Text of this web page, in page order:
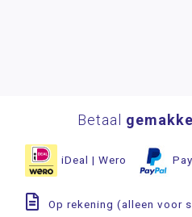
Betaal
iDeal | Wero
Op rekening (alleen voor